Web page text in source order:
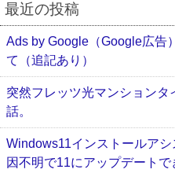
最近の投稿
Ads by Google（Google広告
て（追記あり）
突然フレッツ光マンション
話。
Windows11インストールア
因不明で11にアップデートで